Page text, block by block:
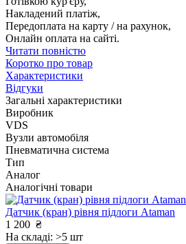
Накладений платіж,
Передоплата на карту / на рахунок,
Онлайн оплата на сайті.
Читати повністю
Коротко про товар
Характеристики
Відгуки
Загальні характеристики
Виробник
VDS
Вузли автомобіля
Пневматична система
Тип
Аналог
Аналогічні товари
Датчик (кран) рівня підлоги Ataman
1 200 ₴
На складі: >5 шт